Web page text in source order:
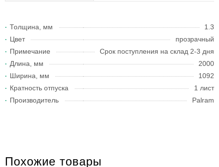
Толщина, мм
1.3
Цвет
прозрачный
Примечание
Срок поступления на склад 2-3 дня
Длина, мм
2000
Ширина, мм
1092
Кратность отпуска
1 лист
Производитель
Palram
Похожие товары